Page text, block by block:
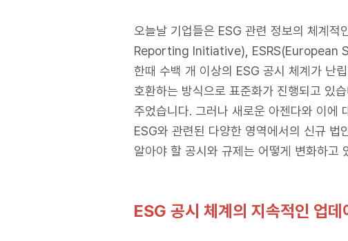
오늘날 기업들은 ESG 관련 정보의 체
Reporting Initiative), ESRS(European
한때 수백 개 이상의 ESG 공시 체계가 난
호환하는 방식으로 표준화가 진행되고 있
주었습니다. 그러나 새로운 아젠다와 이
ESG와 관련된 다양한 영역에서의 신규
알아야 할 공시와 규제는 어떻게 변화하고
ESG 공시 체계의 지속적인 업데